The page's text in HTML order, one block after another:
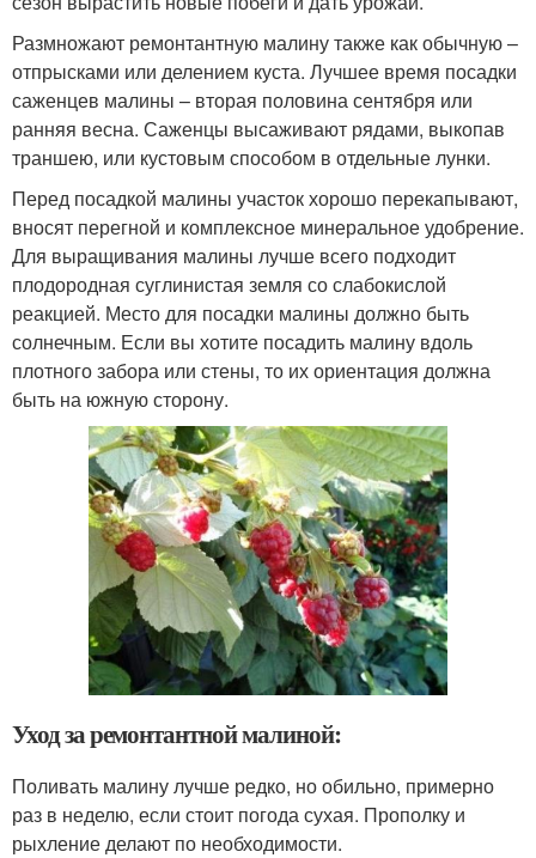
Размножают ремонтантную малину также как обычную –
отпрысками или делением куста. Лучшее время посадки
саженцев малины – вторая половина сентября или
ранняя весна. Саженцы высаживают рядами, выкопав
траншею, или кустовым способом в отдельные лунки.
Перед посадкой малины участок хорошо перекапывают,
вносят перегной и комплексное минеральное удобрение.
Для выращивания малины лучше всего подходит
плодородная суглинистая земля со слабокислой
реакцией. Место для посадки малины должно быть
солнечным. Если вы хотите посадить малину вдоль
плотного забора или стены, то их ориентация должна
быть на южную сторону.
Уход за ремонтантной малиной:
Поливать малину лучше редко, но обильно, примерно
раз в неделю, если стоит погода сухая. Прополку и
рыхление делают по необходимости.